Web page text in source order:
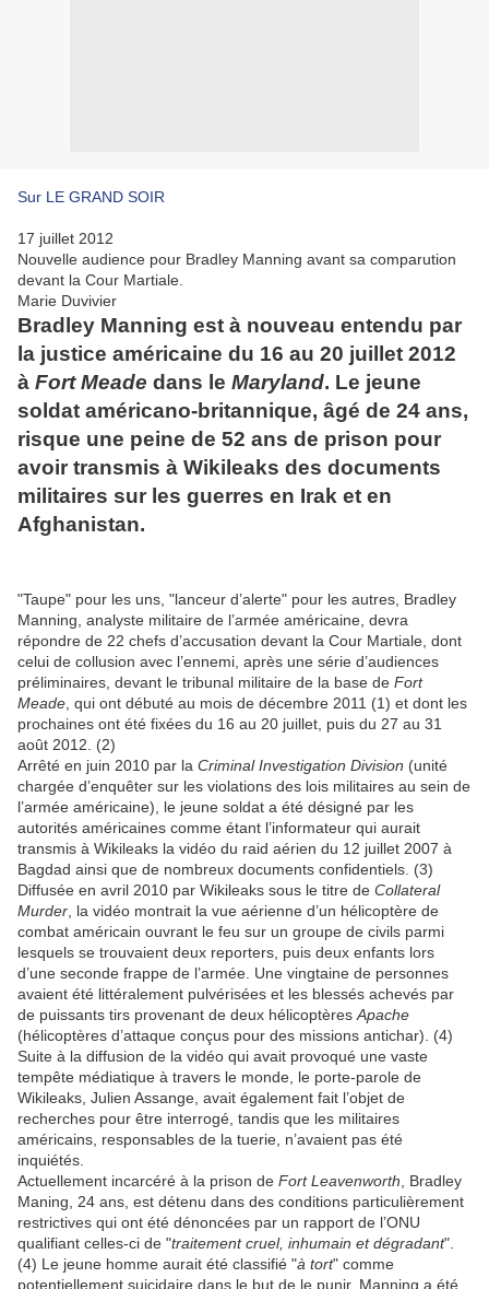
Sur LE GRAND SOIR
17 juillet 2012
Nouvelle audience pour Bradley Manning avant sa comparution
devant la Cour Martiale.
Marie Duvivier
Bradley Manning est à nouveau entendu par
la justice américaine du 16 au 20 juillet 2012
à Fort Meade dans le Maryland. Le jeune
soldat américano-britannique, âgé de 24 ans,
risque une peine de 52 ans de prison pour
avoir transmis à Wikileaks des documents
militaires sur les guerres en Irak et en
Afghanistan.
"Taupe" pour les uns, "lanceur d’alerte" pour les autres, Bradley
Manning, analyste militaire de l’armée américaine, devra
répondre de 22 chefs d’accusation devant la Cour Martiale, dont
celui de collusion avec l’ennemi, après une série d’audiences
préliminaires, devant le tribunal militaire de la base de Fort
Meade , qui ont débuté au mois de décembre 2011 (1) et dont les
prochaines ont été fixées du 16 au 20 juillet, puis du 27 au 31
août 2012. (2)
Arrêté en juin 2010 par la Criminal Investigation Division (unité
chargée d’enquêter sur les violations des lois militaires au sein de
l’armée américaine), le jeune soldat a été désigné par les
autorités américaines comme étant l’informateur qui aurait
transmis à Wikileaks la vidéo du raid aérien du 12 juillet 2007 à
Bagdad ainsi que de nombreux documents confidentiels. (3)
Diffusée en avril 2010 par Wikileaks sous le titre de Collateral
Murder , la vidéo montrait la vue aérienne d’un hélicoptère de
combat américain ouvrant le feu sur un groupe de civils parmi
lesquels se trouvaient deux reporters, puis deux enfants lors
d’une seconde frappe de l’armée. Une vingtaine de personnes
avaient été littéralement pulvérisées et les blessés achevés par
de puissants tirs provenant de deux hélicoptères Apache
(hélicoptères d’attaque conçus pour des missions antichar). (4)
Suite à la diffusion de la vidéo qui avait provoqué une vaste
tempête médiatique à travers le monde, le porte-parole de
Wikileaks, Julien Assange, avait également fait l’objet de
recherches pour être interrogé, tandis que les militaires
américains, responsables de la tuerie, n’avaient pas été
inquiétés.
Actuellement incarcéré à la prison de Fort Leavenworth , Bradley
Maning, 24 ans, est détenu dans des conditions particulièrement
restrictives qui ont été dénoncées par un rapport de l’ONU
qualifiant celles-ci de "traitement cruel, inhumain et dégradant".
(4) Le jeune homme aurait été classifié "à tort" comme
potentiellement suicidaire dans le but de le punir. Manning a été